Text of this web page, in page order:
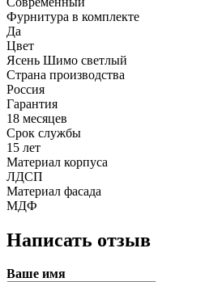
Фурнитура в комплекте
Да
Цвет
Ясень Шимо светлый
Страна производства
Россия
Гарантия
18 месяцев
Срок службы
15 лет
Материал корпуса
ЛДСП
Материал фасада
МДФ
Написать отзыв
Ваше имя